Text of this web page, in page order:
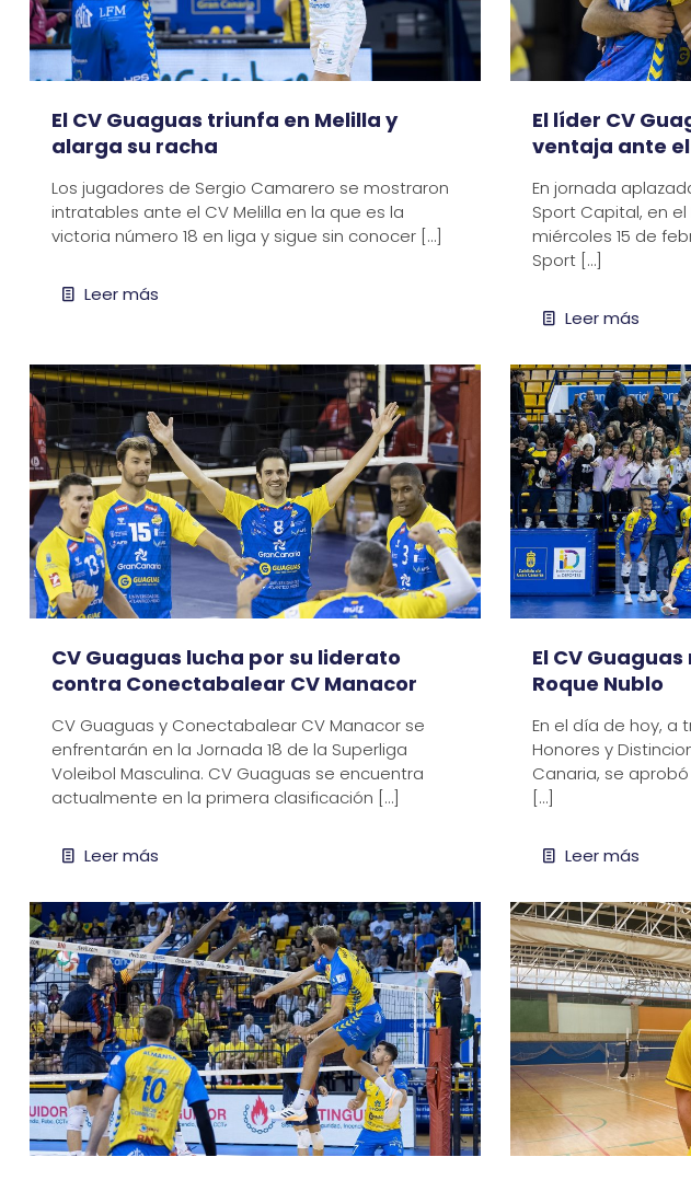
El CV Guaguas triunfa en Melilla y
alarga su racha
Los jugadores de Sergio Camarero se mostraron
intratables ante el CV Melilla en la que es la
victoria número 18 en liga y sigue sin conocer[…]
Leer más
El líder CV
ventaja ante
En jornada
Sport Capital, en
miércoles 15 de
Sport[…]
Leer más
CV Guaguas lucha por su liderato
contra Conectabalear CV Manacor
CV Guaguas y Conectabalear CV Manacor se
enfrentarán en la Jornada 18 de la Superliga
Voleibol Masculina. CV Guaguas se encuentra
actualmente en la primera clasificación […]
Leer más
El CV
Roque Nublo
En el día de hoy, a
Honores y
Canaria, se
[…]
Leer más